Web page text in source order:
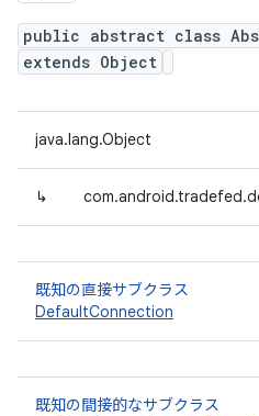
public abstract class
extends Object
java.lang.Object
↳
既知の直接サブクラス
DefaultConnection
既知の間接的なサブクラス